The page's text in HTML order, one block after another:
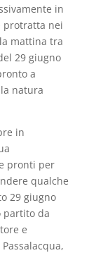
in
protratta nei
mattina tra
29 giugno
a
natura
in
pronti per
qualche
29 giugno
partito da
e